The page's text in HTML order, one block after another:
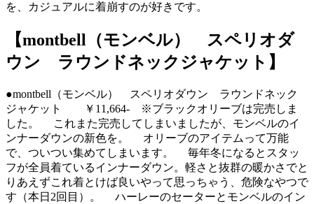
を、カジュアルに着崩すのが好きです。
【montbell（モンベル） スペリオダ
ウン ラウンドネックジャケット】
●montbell（モンベル） スペリオダウン ラウンドネック
ジャケット ￥11,664- ※ブラックオリーブは完売しま
した。 これまた完売してしまいましたが、モンベルのイ
ンナーダウンの新色を。 オリーブのアイテムって万能
で、ついつい集めてしまいます。 毎年冬になるとスタッ
フが全員着ているインナーダウン。軽さと抜群の暖かさでと
りあえずこれ着とけば良いやって思っちゃう、危険なやつで
す（本日2回目）。 ハーレーのセーターとモンベルのイン